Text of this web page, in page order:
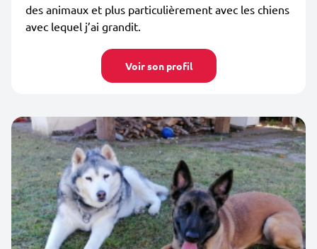
des animaux et plus particulièrement avec les chiens
avec lequel j’ai grandit.
Voir son profil